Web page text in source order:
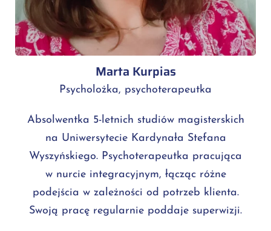
Marta Kurpias
Psycholożka, psychoterapeutka
Absolwentka 5-letnich studiów magisterskich
na Uniwersytecie Kardynała Stefana
Wyszyńskiego. Psychoterapeutka pracująca
w nurcie integracyjnym, łącząc różne
podejścia w zależności od potrzeb klienta.
Swoją pracę regularnie poddaje superwizji.